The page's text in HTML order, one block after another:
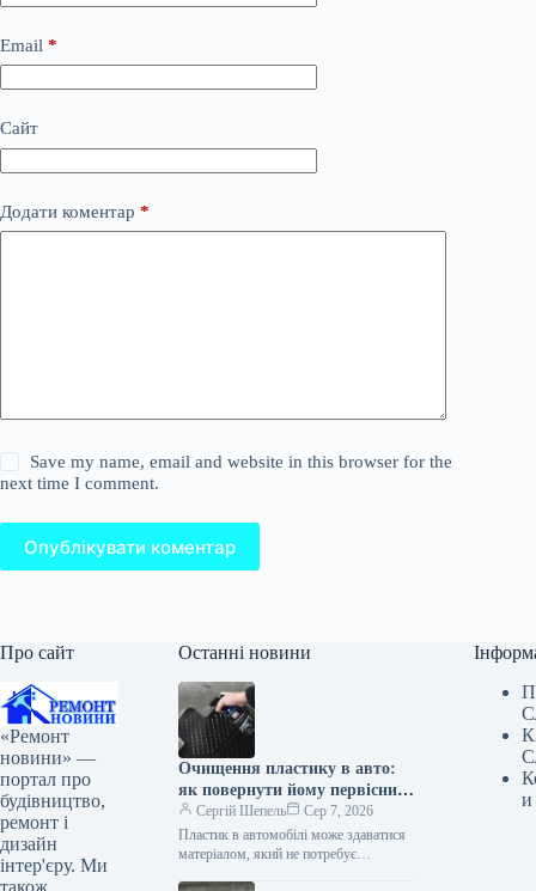
Email *
Сайт
Додати коментар *
Save my name, email and website in this browser for the
next time I comment.
Опублікувати коментар
Про сайт
«Ремонт
новини» —
портал про
будівництво,
ремонт і
дизайн
інтер'єру. Ми
також
Останні новини
Очищення пластику в авто:
як повернути йому первісний
вигляд
Сергій Шепель
Сер 7, 2026
Пластик в автомобілі може здаватися
матеріалом, який не потребує
и